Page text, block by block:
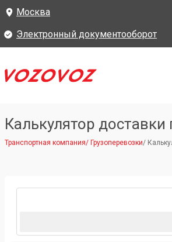
Москва
Электронный документооборот
Калькулятор доставки
Транспортная компания/ Грузоперевозки/